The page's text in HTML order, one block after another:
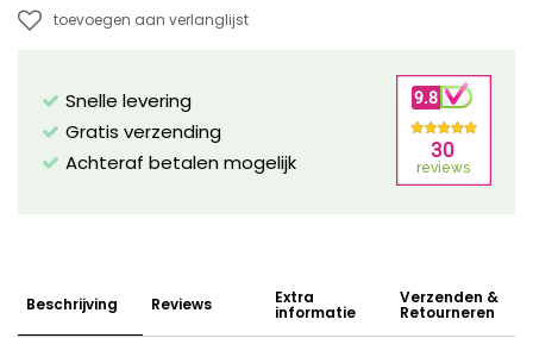
toevoegen aan verlanglijst
Snelle levering
Gratis verzending
Achteraf betalen mogelijk
Beschrijving Reviews Extra
informatie
Verzenden &
Retourneren